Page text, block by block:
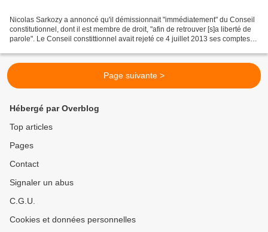
Nicolas Sarkozy a annoncé qu'il démissionnait "immédiatement" du Conseil
constitutionnel, dont il est membre de droit, "afin de retrouver [s]a liberté de
parole". Le Conseil constittionnel avait rejeté ce 4 juillet 2013 ses comptes
Page suivante >
Hébergé par Overblog
Top articles
Pages
Contact
Signaler un abus
C.G.U.
Cookies et données personnelles